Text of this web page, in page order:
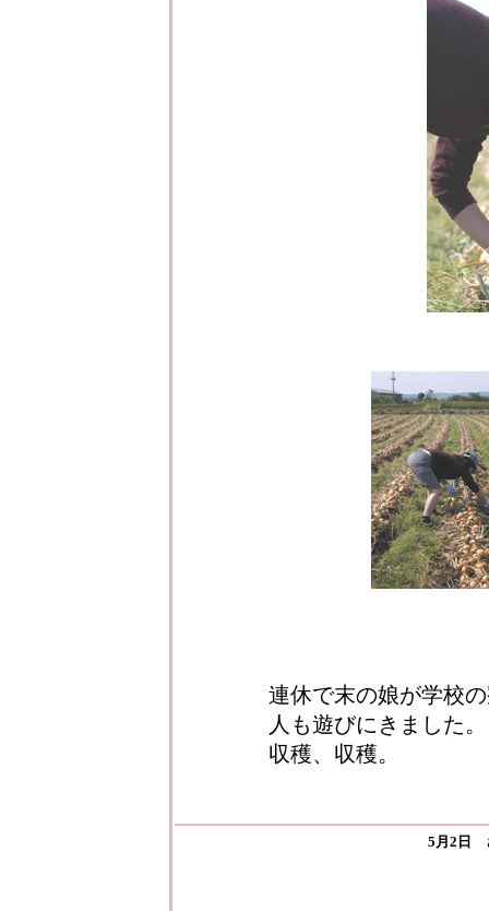
連休で末の娘が学校
人も遊びにきました
収穫、収穫。
5月2日